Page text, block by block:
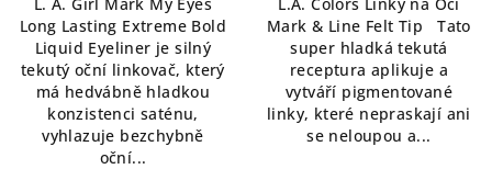
z
5
hvězdiček.
Long Lasting Extreme Bold
Liquid Eyeliner je silný
tekutý oční linkovač, který
má hedvábně hladkou
konzistenci saténu,
vyhlazuje bezchybně
oční...
z
5
hvězdiček.
Mark & Line Felt Tip Tato
super hladká tekutá
receptura aplikuje a
vytváří pigmentované
linky, které nepraskají ani
se neloupou a...